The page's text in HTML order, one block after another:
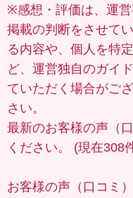
※感想・評価は、運営
掲載の判断をさせて
る内容や、個人を特
ど、運営独自のガイ
ていただく場合がご
さい。
最新のお客様の声（
ください。 (現在308
お客様の声（口コミ